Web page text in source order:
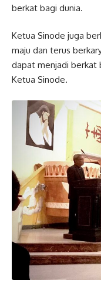
berkat bagi dunia.
Ketua Sinode juga
maju dan terus
dapat menjadi berkat
Ketua Sinode.